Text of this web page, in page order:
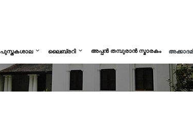
പുസ്തകശാല ലൈബ്രറി അപ്പൻ തമ്പുരാൻ സ്മാരകം